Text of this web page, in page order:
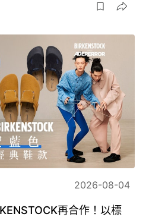
2026-08-04
再合作！以標